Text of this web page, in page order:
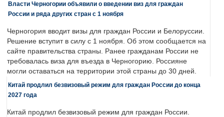
Власти Черногории объявили о введении виз для граждан
России и ряда других стран с 1 ноября
Черногория вводит визы для граждан России и Белоруссии.
Решение вступит в силу с 1 ноября. Об этом сообщается на
сайте правительства страны. Ранее гражданам России не
требовалась виза для въезда в Черногорию. Россияне
могли оставаться на территории этой страны до 30 дней.
Китай продлил безвизовый режим для граждан России до конца
2027 года
Китай продлил безвизовый режим для граждан России.